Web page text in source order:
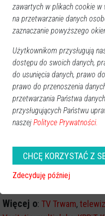
[źródło: Nasz Dziennik]
Obserwuj nas i
Dodaj eOstroleka do
Więcej o: TV Trwam,
zawartych w plikach cookie
na przetwarzanie danych
zaznaczanie powyższego
Użytkownikom przysługują
dostępu do swoich danych,
do usunięcia danych, prawo
prawo do przenoszenia
przetwarzania Państwa
przysługujących Państwu
naszej Polityce Prywatności.
CHCĘ KORZYSTAĆ Z
Zdecyduję później